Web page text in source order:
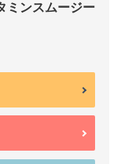
ミンスムージー